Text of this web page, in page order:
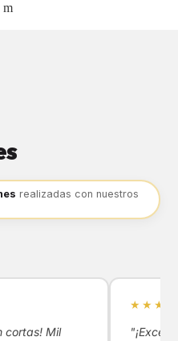
m
realizadas con nuestros
cortas! Mil